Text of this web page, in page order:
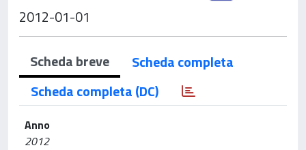
2012-01-01
Scheda breve
Scheda completa
Scheda completa (DC)
Anno
2012